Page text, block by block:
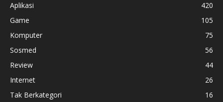
Aplikasi
420
Game
105
Komputer
75
Sosmed
56
Review
44
Internet
26
Tak Berkategori
16